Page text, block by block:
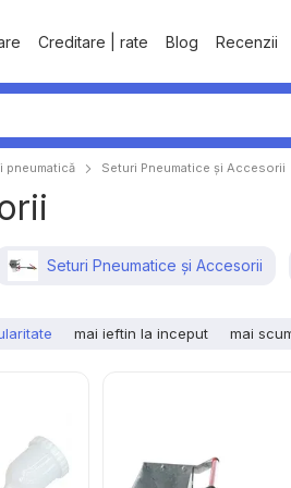
Creditare | rate Blog Recenzii
pneumatică Seturi Pneumatice și Accesorii
Seturi Pneumatice și Accesorii
mai ieftin la inceput mai